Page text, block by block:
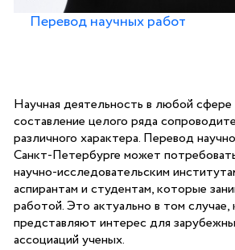
Перевод научных работ
Научная деятельность в любой сфере
составление целого ряда
различного характера. Перевод
Санкт-Петербурге может
научно-исследовательским
аспирантам и студентам, которые
работой. Это актуально в том случае,
представляют интерес для
ассоциаций ученых.